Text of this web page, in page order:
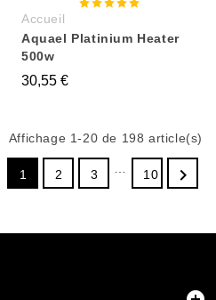
Accueil
Aquael Platinium Heater
500w
30,55 €
Affichage 1-20 de 198 article(s)
1 2 3 10 